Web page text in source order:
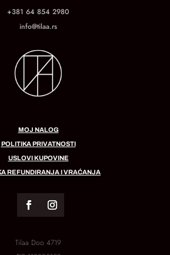
+381 64 854 2980
info@tilaa.rs
MOJ NALOG
POLITIKA PRIVATNOSTI
USLOVI KUPOVINE
REFUNDIRANJA I VRAĆANJA
Tilaa Doo 4719